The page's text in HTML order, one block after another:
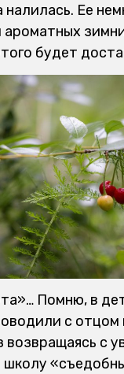
налилась. Ее
будет
Помню, в
с отцом
возвращаясь с